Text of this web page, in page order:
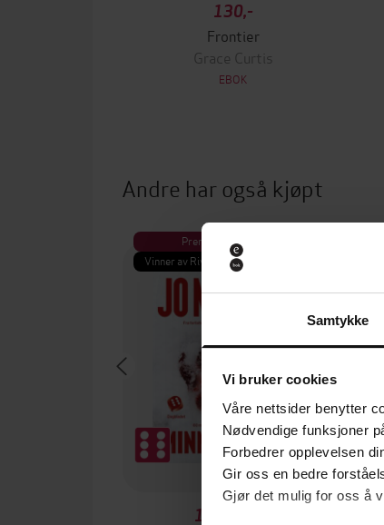
Samtykke
Vi bruker cookies
Våre nettsider benytter
Nødvendige funksjoner
Forbedrer opplevelsen
Gir oss en bedre
Gjør det mulig for oss å
130,-
Frontier
Grace Curtis
EBOK
Andre har også kjøpt
Premium
Vinner av Rivertonprisen
199,-